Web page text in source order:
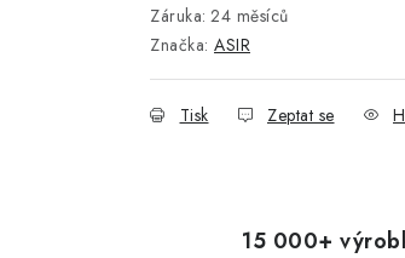
Záruka: 24 měsíců
Značka: ASIR
Tisk Zeptat se
15 000+